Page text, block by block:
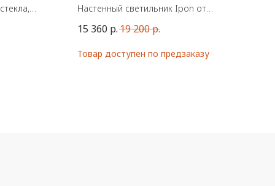
Настенный светильник Ipon от
Материал: Металл, стекло
TRIAC dimmable driver on canopy
15 360 р.19 200р.